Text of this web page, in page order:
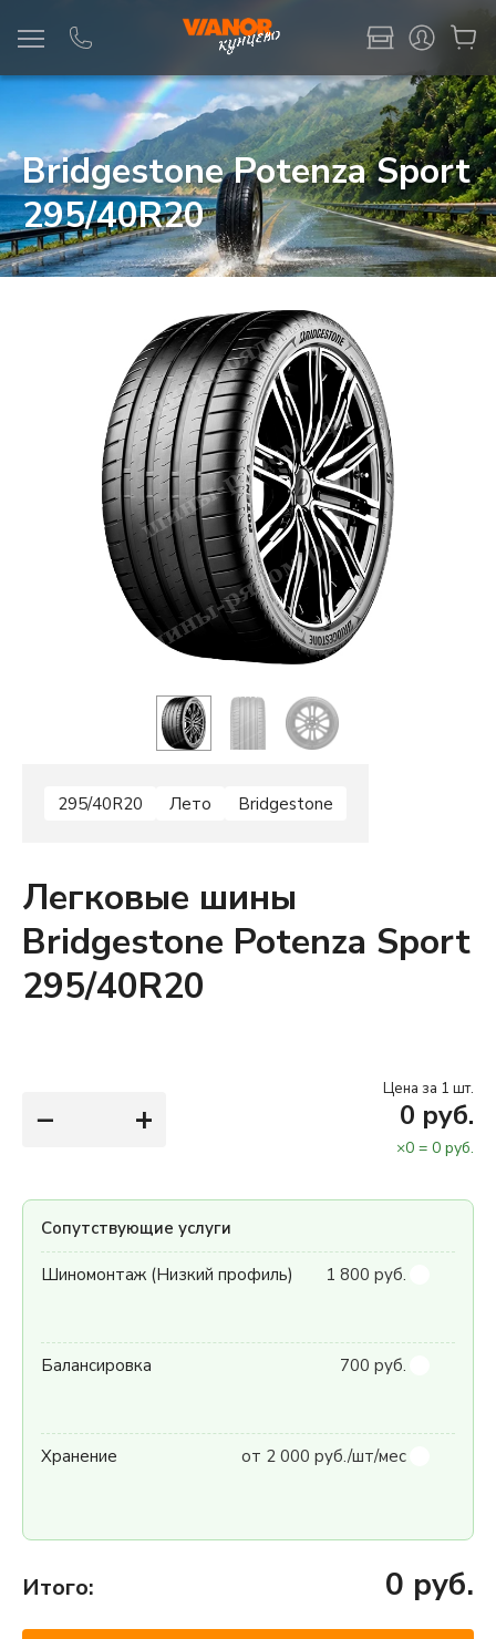
Bridgestone Potenza Sport
295/40R20
295/40R20 Лето Bridgestone
Легковые шины
Bridgestone Potenza Sport
295/40R20
− +
Цена за 1 шт.
0 руб.
×0 = 0 руб.
Сопутствующие услуги
Шиномонтаж (Низкий профиль) 1 800 руб.
Балансировка 700 руб.
Хранение от 2 000 руб./шт/мес
Итого: 0 руб.
Информация Фото товара